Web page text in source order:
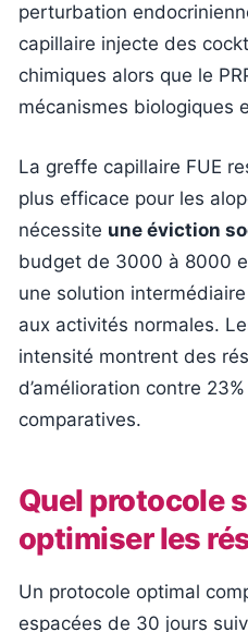
perturbation
capillaire injecte des
chimiques alors que le
mécanismes biologiques
La greffe capillaire FUE
plus efficace pour les
nécessite une éviction
budget de 3000 à 8000
une solution
aux activités normales.
intensité montrent des
d’amélioration contre
comparatives.
Quel protocole
optimiser les
Un protocole optimal
espacées de 30 jours